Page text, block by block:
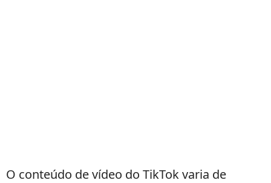
O conteúdo de vídeo do TikTok varia de